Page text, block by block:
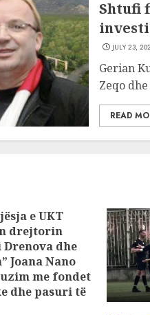
Shtufi
JULY 23,
Gerian
Zeqo
READ
e UKT
drejtorin
dhe
Joana Nano
me fondet
dhe pasuri të